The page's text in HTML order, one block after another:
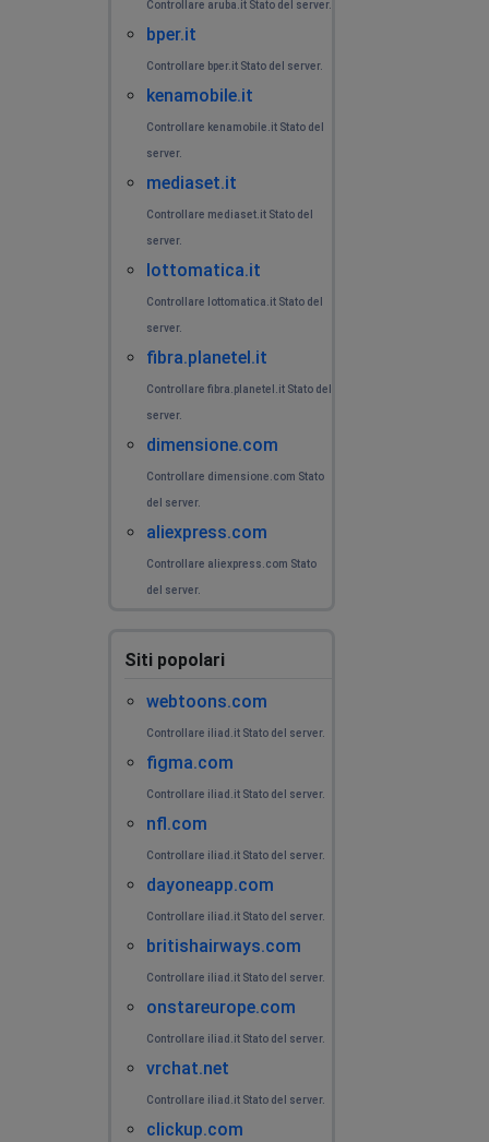
Controllare aruba.it Stato del server.
bper.it
Controllare bper.it Stato del server.
kenamobile.it
Controllare kenamobile.it Stato del
server.
mediaset.it
Controllare mediaset.it Stato del
server.
lottomatica.it
Controllare lottomatica.it Stato del
server.
fibra.planetel.it
Controllare fibra.planetel.it Stato del
server.
dimensione.com
Controllare dimensione.com Stato
del server.
aliexpress.com
Controllare aliexpress.com Stato
del server.
Siti popolari
webtoons.com
Controllare iliad.it Stato del server.
figma.com
Controllare iliad.it Stato del server.
nfl.com
Controllare iliad.it Stato del server.
dayoneapp.com
Controllare iliad.it Stato del server.
britishairways.com
Controllare iliad.it Stato del server.
onstareurope.com
Controllare iliad.it Stato del server.
vrchat.net
Controllare iliad.it Stato del server.
clickup.com